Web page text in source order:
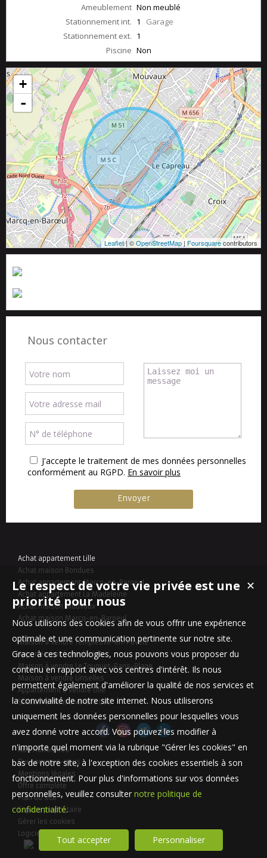
Ameublement Non meublé
Stationnement int. 1 Garage
Stationnement ext. 1
Piscine Non
+
-
Leaflet| ©OpenStreetMap |Foursquarecontributors
Nous contacter
J'accepte le traitement de mes données personnelles
conformément au RGPD. En savoir plus
Achat appartement Lille
Achat maison Bondues
Achat appartement Marcq-en-Baroeul
Achat appartement La Madeleine
Achat maison Mouvaux
Achat maison Marcq-en-Baroeul
Maison à vendre Templeuve-en-Pévèle
Appartement à vendre Lille
Maison à vendre Le Touquet-Paris-Plage
Maison à vendre Linselles
Appartement à vendre Lille
Stationnement à vendre Lille
Nos Honoraires
Qui sommes-nous
Mentions légales
Offre complète
Plan du site
Espace propriétaire
Gérer les cookies
Logiciel de transaction
✕
Le respect de votre vie privée est une
priorité pour nous
Nous utilisons des cookies afin de vous offrir une expérience
optimale et une communication pertinente sur notre site.
Grace à ces technologies, nous pouvons vous proposer du
contenu en rapport avec vos centres d'intérêt. Ils nous
permettent également d'améliorer la qualité de nos services et
la convivialité de notre site internet. Nous utiliserons
uniquement les données personnelles pour lesquelles vous
avez donné votre accord. Vous pouvez les modifier à
n'importe quel moment via la rubrique "Gérer les cookies" en
bas de notre site, à l'exception des cookies essentiels à son
fonctionnement. Pour plus d'informations sur vos données
personnelles, veuillez consulter notre politique de
confidentialité.
Tout accepter Personnaliser